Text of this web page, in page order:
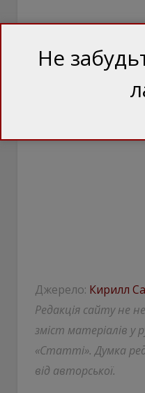
Джерело: Кирилл
Редакція сайту не
зміст матеріалів у
«Статті». Думка
від авторської.
Не